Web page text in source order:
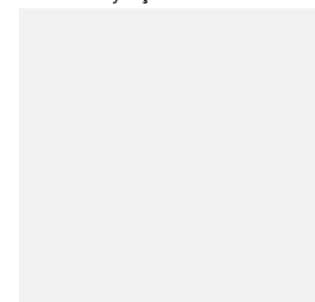
kullanılmaktadır. Bu çerezler